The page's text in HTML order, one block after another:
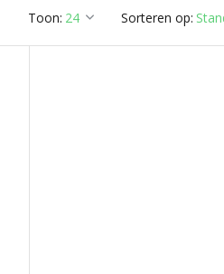
Toon: Sorteren op: